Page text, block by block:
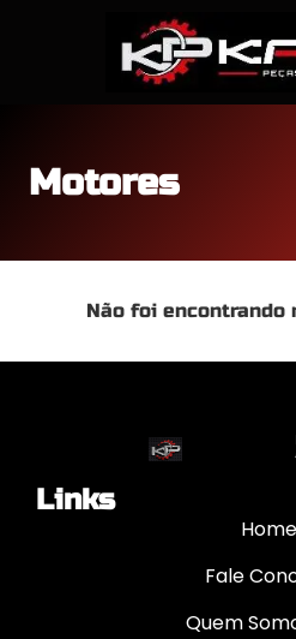
Motores
Não foi encontrando
Links
Home
Fale
Quem